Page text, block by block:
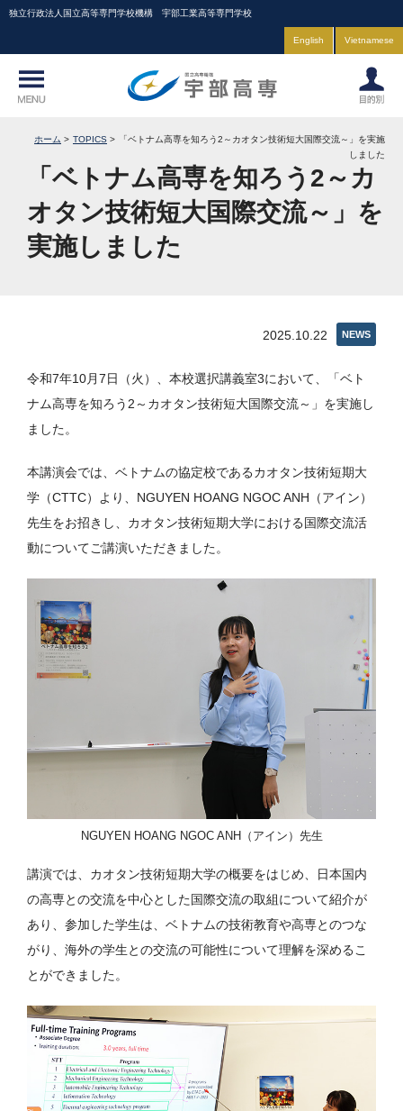
独立行政法人国立高等専門学校機構 宇部工業高等専門学校
English Vietnamese
ホーム TOPICS
「ベトナム高専を知ろう2～カオタン技術短大国際交流～」を実施
しました
「ベトナム高専を知ろう2～カ
オタン技術短大国際交流～」を
実施しました
NEWS
2025.10.22
令和7年10月7日（火）、本校選択講義室3において、「ベト
ナム高専を知ろう2～カオタン技術短大国際交流～」を実施し
ました。
本講演会では、ベトナムの協定校であるカオタン技術短期大
学（CTTC）より、NGUYEN HOANG NGOC ANH（アイン）
先生をお招きし、カオタン技術短期大学における国際交流活
動についてご講演いただきました。
NGUYEN HOANG NGOC ANH（アイン）先生
講演では、カオタン技術短期大学の概要をはじめ、日本国内
の高専との交流を中心とした国際交流の取組について紹介が
あり、参加した学生は、ベトナムの技術教育や高専とのつな
がり、海外の学生との交流の可能性について理解を深めるこ
とができました。